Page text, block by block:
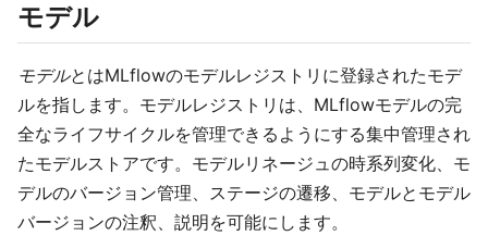
モデル
モデルとはMLflowのモデルレジストリに登録されたモデ
ルを指します。モデルレジストリは、MLflowモデルの完
全なライフサイクルを管理できるようにする集中管理され
たモデルストアです。モデルリネージュの時系列変化、モ
デルのバージョン管理、ステージの遷移、モデルとモデル
バージョンの注釈、説明を可能にします。